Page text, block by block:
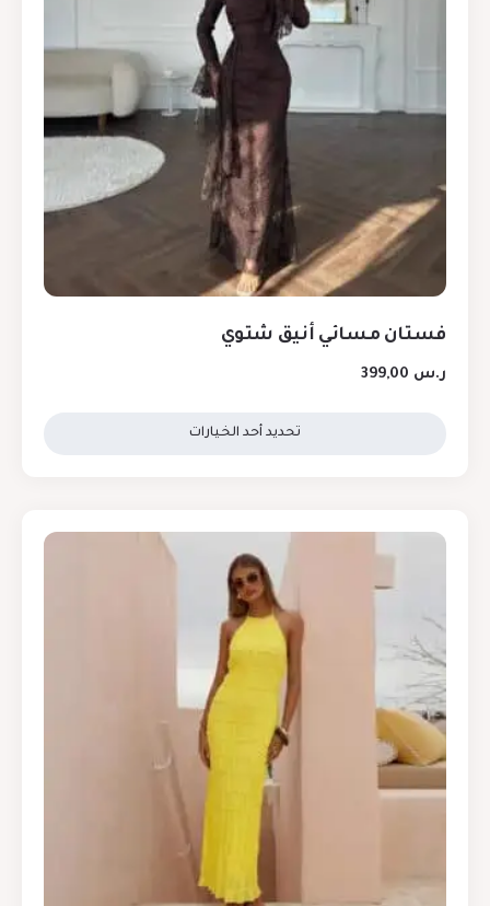
فستان مسائي أنيق شتوي
ر.س
تحديد أحد الخيارات